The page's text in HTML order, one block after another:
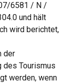
6581 / N /
und hält
wird berichtet,
der
des Tourismus
werden, wenn